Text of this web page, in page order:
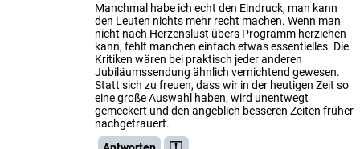
Manchmal habe ich echt den Eindruck, man kann
den Leuten nichts mehr recht machen. Wenn man
nicht nach Herzenslust übers Programm herziehen
kann, fehlt manchen einfach etwas essentielles. Die
Kritiken wären bei praktisch jeder anderen
Jubiläumssendung ähnlich vernichtend gewesen.
Statt sich zu freuen, dass wir in der heutigen Zeit so
eine große Auswahl haben, wird unentwegt
gemeckert und den angeblich besseren Zeiten früher
nachgetrauert.